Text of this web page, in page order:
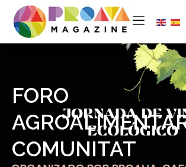
FORO
COMUNITAT